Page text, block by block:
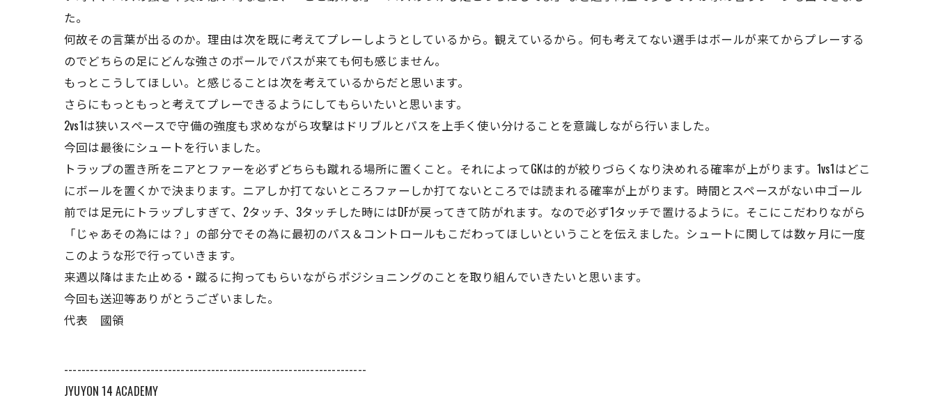
た。
何故その言葉が出るのか。理由は次を既に考えてプレーしようとしているから。観えているから。何も考えてない選手はボールが来てからプレーする
のでどちらの足にどんな強さのボールでパスが来ても何も感じません。
もっとこうしてほしい。と感じることは次を考えているからだと思います。
さらにもっともっと考えてプレーできるようにしてもらいたいと思います。
2vs1は狭いスペースで守備の強度も求めながら攻撃はドリブルとパスを上手く使い分けることを意識しながら行いました。
今回は最後にシュートを行いました。
トラップの置き所をニアとファーを必ずどちらも蹴れる場所に置くこと。それによってGKは的が絞りづらくなり決めれる確率が上がります。1vs1はどこ
にボールを置くかで決まります。ニアしか打てないところファーしか打てないところでは読まれる確率が上がります。時間とスペースがない中ゴール
前では足元にトラップしすぎて、2タッチ、3タッチした時にはDFが戻ってきて防がれます。なので必ず1タッチで置けるように。そこにこだわりながら
「じゃあその為には？」の部分でその為に最初のパス＆コントロールもこだわってほしいということを伝えました。シュートに関しては数ヶ月に一度
このような形で行っていきます。
来週以降はまた止める・蹴るに拘ってもらいながらポジショニングのことを取り組んでいきたいと思います。
今回も送迎等ありがとうございました。
代表 國領
----------------------------------------------------------------------
JYUYON 14 ACADEMY